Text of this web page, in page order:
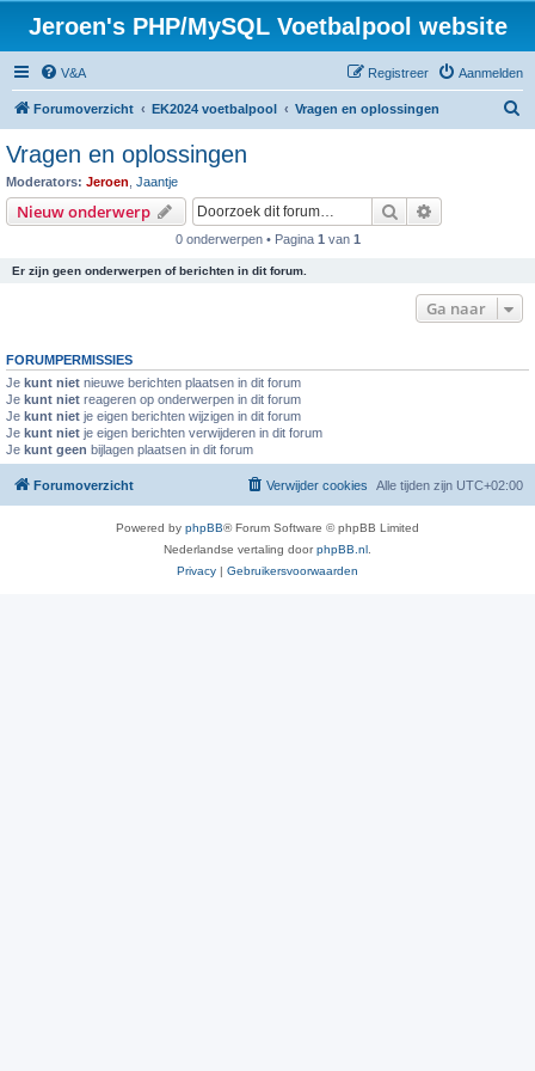
Jeroen's PHP/MySQL Voetbalpool website
V&A Aanmelden
Registreer
Forumoverzicht EK2024 voetbalpool Vragen en oplossingen
Vragen en oplossingen
Moderators: Jeroen Jaantje
Nieuw onderwerp Zoek
0 onderwerpen • Pagina 1 van 1
Er zijn geen onderwerpen of berichten in dit forum.
Ga naar
FORUMPERMISSIES
Je kunt niet nieuwe berichten plaatsen in dit forum
Je kunt niet reageren op onderwerpen in dit forum
Je kunt niet je eigen berichten wijzigen in dit forum
Je kunt niet je eigen berichten verwijderen in dit forum
Je kunt geen bijlagen plaatsen in dit forum
Forumoverzicht Alle tijden zijn UTC+02:00
Verwijder cookies
Powered by phpBB® Forum Software © phpBB Limited
Nederlandse vertaling doorphpBB.nl
Privacy | Gebruikersvoorwaarden